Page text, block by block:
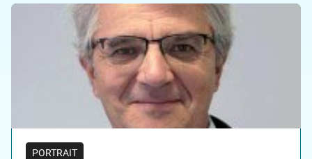
PORTRAIT